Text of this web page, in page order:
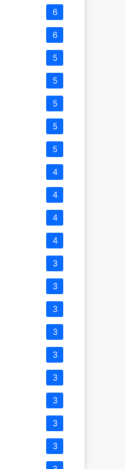
6
6
5
5
5
5
5
4
4
4
4
3
3
3
3
3
3
3
3
3